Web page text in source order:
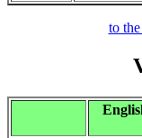
to